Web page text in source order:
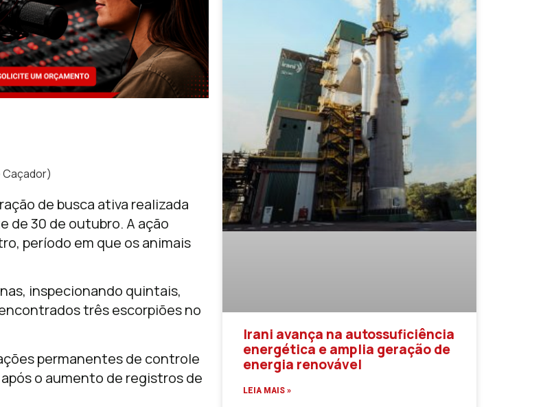
de busca ativa realizada
de 30 de outubro. A ação
período em que os animais
inspecionando quintais,
três escorpiões no
permanentes de controle
o aumento de registros de
Irani avança na autossuficiência
energética e amplia geração de
energia renovável
LEIA MAIS »